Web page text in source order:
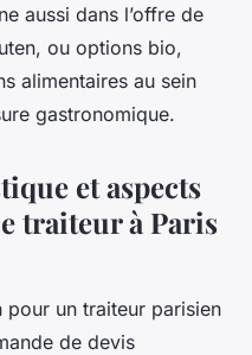
aussi dans l’offre de
ou options bio,
alimentaires au sein
gastronomique.
et aspects
traiteur à Paris
pour un traiteur parisien
de devis